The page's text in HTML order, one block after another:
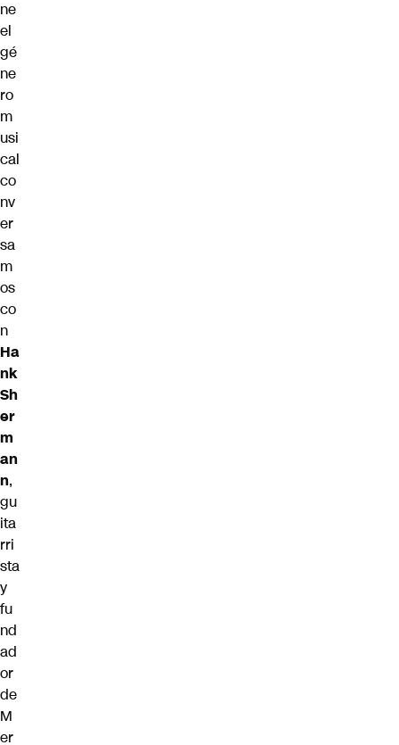
ne
el
gé
ne
ro
m
usi
cal
co
nv
er
sa
m
os
co
n
Ha
nk
Sh
er
m
an
n,
gu
ita
rri
sta
y
fu
nd
ad
or
de
M
er